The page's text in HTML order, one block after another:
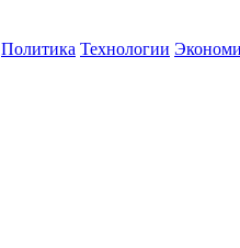
Политика Технологии